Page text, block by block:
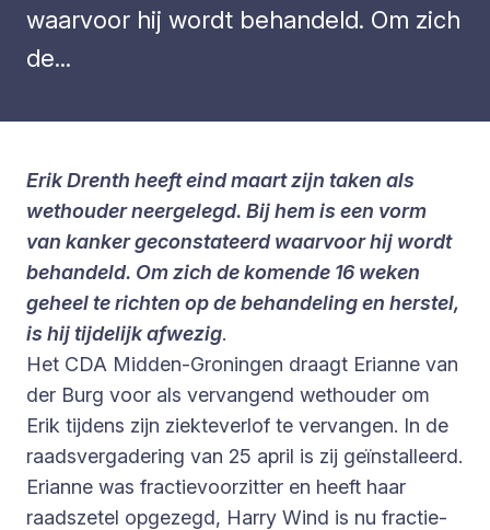
waarvoor hij wordt behandeld. Om zich
de...
Erik Drenth heeft eind maart zijn taken als
wethouder neergelegd. Bij hem is een vorm
van kanker geconstateerd waarvoor hij wordt
behandeld. Om zich de komende 16 weken
geheel te richten op de behandeling en herstel,
is hij tijdelijk afwezig.
Het CDA Midden-Groningen draagt Erianne van
der Burg voor als vervangend wethouder om
Erik tijdens zijn ziekteverlof te vervangen. In de
raadsvergadering van 25 april is zij geïnstalleerd.
Erianne was fractievoorzitter en heeft haar
raadszetel opgezegd, Harry Wind is nu fractie-